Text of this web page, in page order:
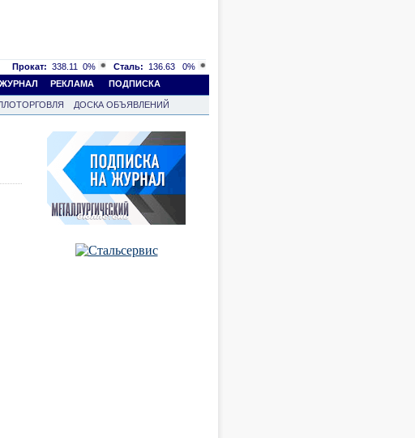
Прокат: 338.11 0% Сталь: 136.63
0%
ЖУРНАЛ РЕКЛАМА ПОДПИСКА
ДОСКА ОБЪЯВЛЕНИЙ